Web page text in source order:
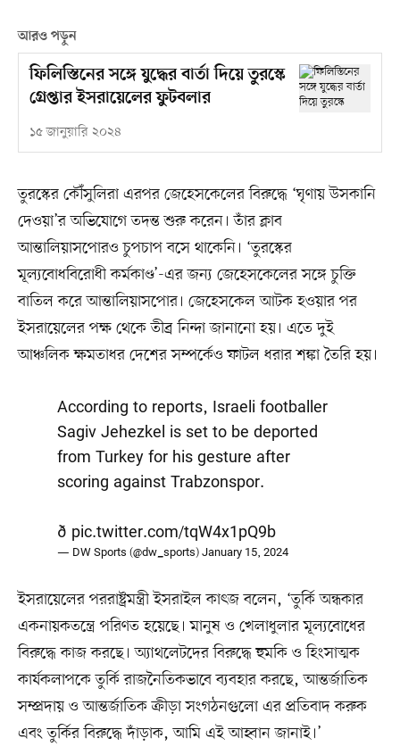
আরও পড়ুন
ফিলিস্তিনের সঙ্গে যুদ্ধের বার্তা দিয়ে তুরস্কে
গ্রেপ্তার ইসরায়েলের ফুটবলার
১৫ জানুয়ারি ২০২৪
তুরস্কের কৌঁসুলিরা এরপর জেহেসকেলের বিরুদ্ধে ‘ঘৃণায় উসকানি
দেওয়া’র অভিযোগে তদন্ত শুরু করেন। তাঁর ক্লাব
আন্তালিয়াসপোরও চুপচাপ বসে থাকেনি। ‘তুরস্কের
মূল্যবোধবিরোধী কর্মকাণ্ড’-এর জন্য জেহেসকেলের সঙ্গে চুক্তি
বাতিল করে আন্তালিয়াসপোর। জেহেসকেল আটক হওয়ার পর
ইসরায়েলের পক্ষ থেকে তীব্র নিন্দা জানানো হয়। এতে দুই
আঞ্চলিক ক্ষমতাধর দেশের সম্পর্কেও ফাটল ধরার শঙ্কা তৈরি হয়।
According to reports, Israeli footballer
Sagiv Jehezkel is set to be deported
from Turkey for his gesture after
scoring against Trabzonspor.
ð pic.twitter.com/tqW4x1pQ9b
— DW Sports (@dw_sports)January 15, 2024
ইসরায়েলের পররাষ্ট্রমন্ত্রী ইসরাইল কাৎজ বলেন, ‘তুর্কি অন্ধকার
একনায়কতন্ত্রে পরিণত হয়েছে। মানুষ ও খেলাধুলার মূল্যবোধের
বিরুদ্ধে কাজ করছে। অ্যাথলেটদের বিরুদ্ধে হুমকি ও হিংসাত্মক
কার্যকলাপকে তুর্কি রাজনৈতিকভাবে ব্যবহার করছে, আন্তর্জাতিক
সম্প্রদায় ও আন্তর্জাতিক ক্রীড়া সংগঠনগুলো এর প্রতিবাদ করুক
এবং তুর্কির বিরুদ্ধে দাঁড়াক, আমি এই আহ্বান জানাই।’